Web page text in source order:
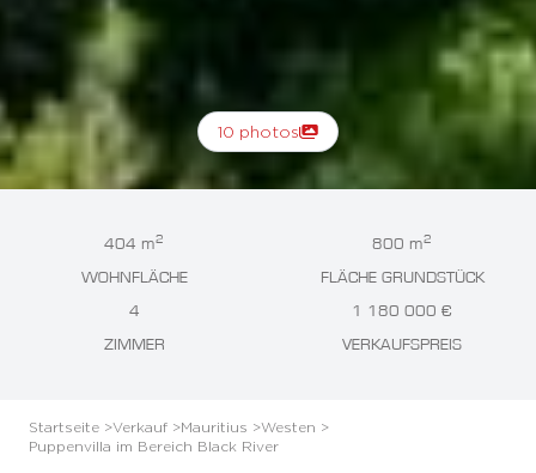
10 photos
404 m2
WOHNFLÄCHE
800 m2
FLÄCHE GRUNDSTÜCK
4
ZIMMER
1 180 000 €
VERKAUFSPREIS
Startseite >Verkauf >Mauritius >Westen >
Puppenvilla im Bereich Black River